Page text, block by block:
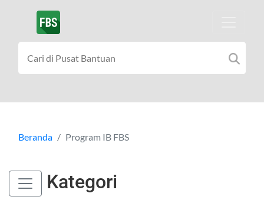
Beranda Program IB FBS
Kategori